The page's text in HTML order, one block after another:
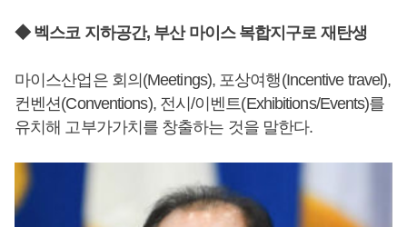
◆ 벡스코 지하공간, 부산 마이스 복합지구로 재탄생
마이스산업은 회의(Meetings), 포상여행(Incentive travel),
컨벤션(Conventions), 전시/이벤트(Exhibitions/Events)를
유치해 고부가가치를 창출하는 것을 말한다.